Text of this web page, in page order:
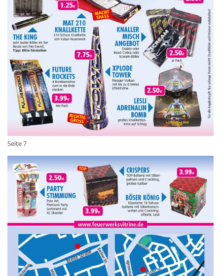
Seite 7